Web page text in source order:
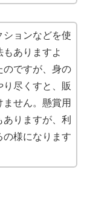
ションなどを使
ありますよ
のですが、身の
り尽くすと、販
せん。懸賞用
りますが、利
の様になります